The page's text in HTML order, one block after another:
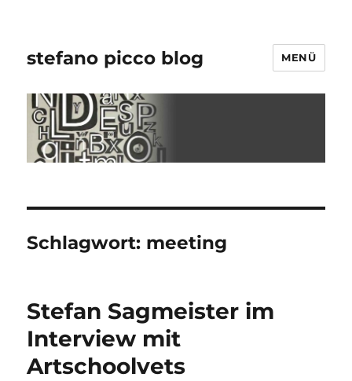
stefano picco blog MENÜ
Schlagwort: meeting
Stefan Sagmeister im
Interview mit
Artschoolvets